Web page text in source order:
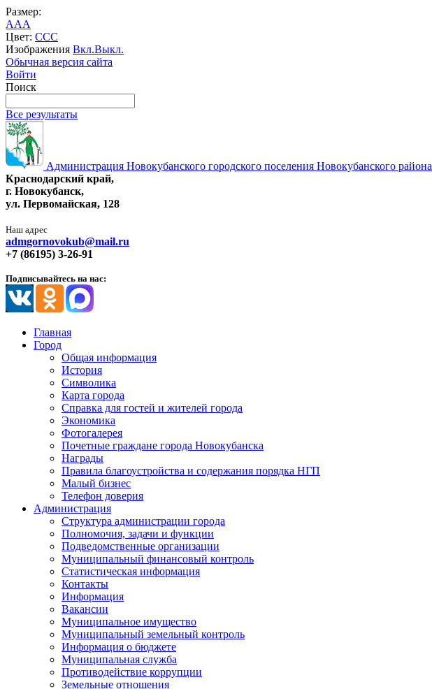
Размер:
AAA
Цвет: CCC
Изображения Вкл.Выкл.
Обычная версия сайта
Войти
Поиск
Все результаты
Администрация Новокубанского городского поселения Новокубанского района
Краснодарский край,
г. Новокубанск,
ул. Первомайская, 128
Наш адрес
admgornovokub@mail.ru
+7 (86195) 3-26-91
Подписывайтесь на нас:
Главная
Город
Общая информация
История
Символика
Карта города
Справка для гостей и жителей города
Экономика
Фотогалерея
Почетные граждане города Новокубанска
Награды
Правила благоустройства и содержания порядка НГП
Малый бизнес
Телефон доверия
Администрация
Структура администрации города
Полномочия, задачи и функции
Подведомственные организации
Муниципальный финансовый контроль
Статистическая информация
Контакты
Информация
Вакансии
Муниципальное имущество
Муниципальный земельный контроль
Информация о бюджете
Муниципальная служба
Противодействие коррупции
Земельные отношения